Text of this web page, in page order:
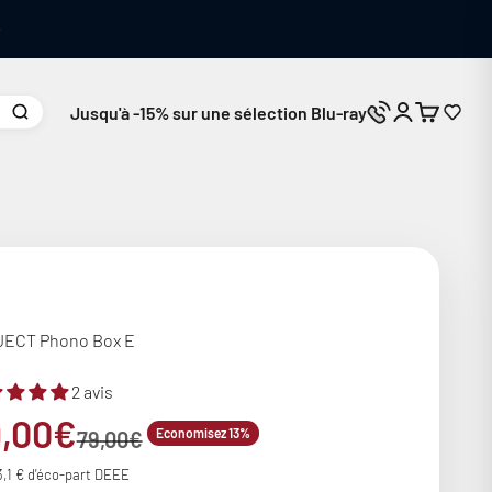
Jusqu'à -15% sur une sélection Blu-ray Nous
Connexion
Panier
Phono Box E
2 avis
de vente
Prix normal
79,00€ Economisez 13%
€ d'éco-part DEEE